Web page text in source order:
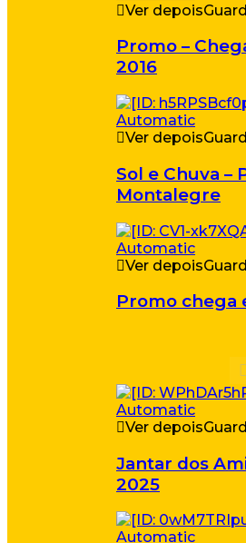
Ver depois
Promo –
2016
Ver depois
Sol e Chuva –
Montalegre
Ver depois
Promo chega
Ver depois
Jantar dos
2025